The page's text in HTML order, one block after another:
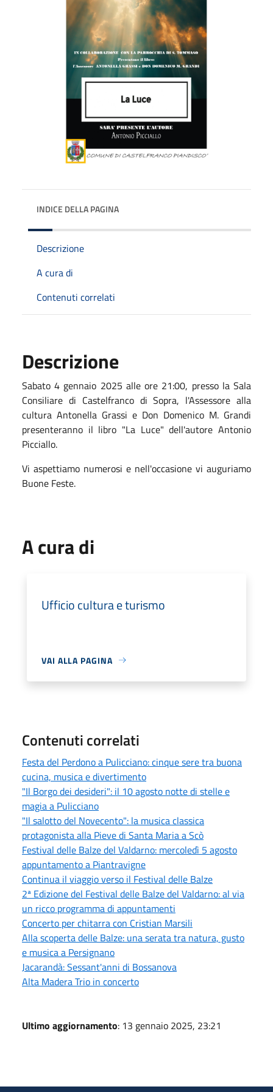
INDICE DELLA PAGINA
Descrizione
A cura di
Contenuti correlati
Descrizione
Sabato 4 gennaio 2025 alle ore 21:00, presso la Sala
Consiliare di Castelfranco di Sopra, l'Assessore alla
cultura Antonella Grassi e Don Domenico M. Grandi
presenteranno il libro "La Luce" dell'autore Antonio
Picciallo.
Vi aspettiamo numerosi e nell'occasione vi auguriamo
Buone Feste.
A cura di
Ufficio cultura e turismo
VAI ALLA PAGINA
Contenuti correlati
Festa del Perdono a Pulicciano: cinque sere tra buona
cucina, musica e divertimento
"Il Borgo dei desideri": il 10 agosto notte di stelle e
magia a Pulicciano
"Il salotto del Novecento": la musica classica
protagonista alla Pieve di Santa Maria a Scò
Festival delle Balze del Valdarno: mercoledì 5 agosto
appuntamento a Piantravigne
Continua il viaggio verso il Festival delle Balze
2ª Edizione del Festival delle Balze del Valdarno: al via
un ricco programma di appuntamenti
Concerto per chitarra con Cristian Marsili
Alla scoperta delle Balze: una serata tra natura, gusto
e musica a Persignano
Jacarandà: Sessant'anni di Bossanova
Alta Madera Trio in concerto
Ultimo aggiornamento: 13 gennaio 2025, 23:21